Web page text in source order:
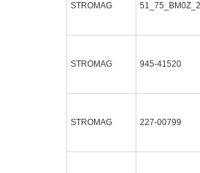
STROMAG
STROMAG 945-41520
STROMAG 227-00799